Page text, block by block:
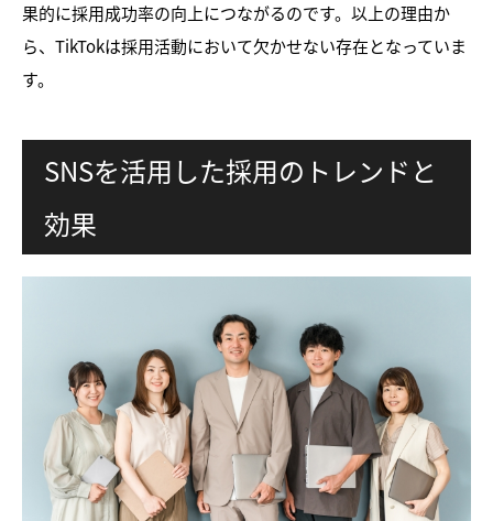
果的に採用成功率の向上につながるのです。以上の理由か
ら、TikTokは採用活動において欠かせない存在となっていま
す。
SNSを活用した採用のトレンドと
効果